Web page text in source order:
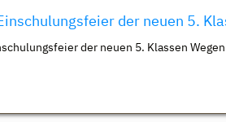
der neuen 5.
der neuen 5. Klassen